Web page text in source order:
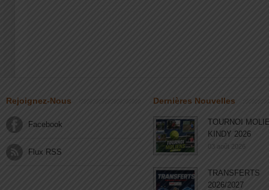
Rejoignez-Nous
Facebook
Flux RSS
Dernières Nouvelles
TOURNOI
KINDY 2026
03 août 2026
TRANSFERTS
2026/2027